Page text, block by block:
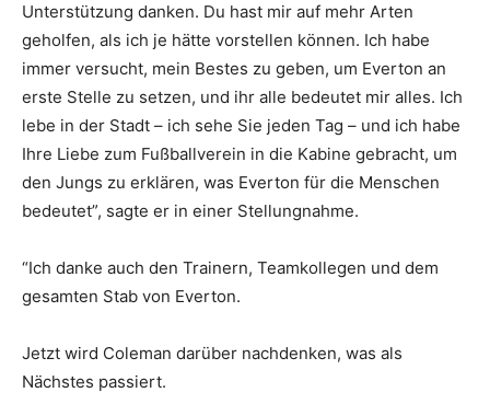
Unterstützung danken. Du hast mir auf mehr Arten
geholfen, als ich je hätte vorstellen können. Ich habe
immer versucht, mein Bestes zu geben, um Everton an
erste Stelle zu setzen, und ihr alle bedeutet mir alles. Ich
lebe in der Stadt – ich sehe Sie jeden Tag – und ich habe
Ihre Liebe zum Fußballverein in die Kabine gebracht, um
den Jungs zu erklären, was Everton für die Menschen
bedeutet”, sagte er in einer Stellungnahme.
“Ich danke auch den Trainern, Teamkollegen und dem
gesamten Stab von Everton.
Jetzt wird Coleman darüber nachdenken, was als
Nächstes passiert.